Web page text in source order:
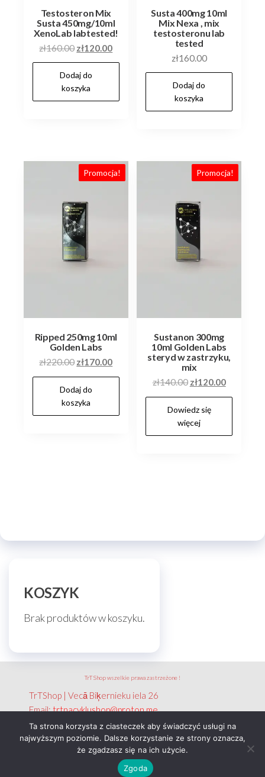
Testosteron Mix
Susta 450mg/10ml
XenoLab labtested!
zł160.00 Pierwotna
cena
wynosiła:
zł160.00.
zł120.00Aktualna
cena
Dodaj do
koszyka
Susta 400mg 10ml
Mix Nexa , mix
testosteronu lab
tested
zł160.00
Dodaj do
koszyka
Promocja!
Ripped 250mg 10ml
Golden Labs
zł220.00 Pierwotna
cena
wynosiła:
zł220.00.
zł170.00Aktualna
cena
Dodaj do
koszyka
Promocja!
Sustanon 300mg
10ml Golden Labs
steryd w zastrzyku,
mix
zł140.00 Pierwotna
cena
wynosiła:
zł140.00.
zł120.00Aktualna
cena
Dowiedz się
więcej
KOSZYK
Brak produktów w koszyku.
TrT Shop wszelkie prawa zastrzeżone !
TrTShop | Vecā Biķernieku iela 26
Email:trtnacyklushop@proton.me
NIP: 351 788 2656
Motyw:EnvoThemes
Ta strona korzysta z ciasteczek aby świadczyć usługi na
najwyższym poziomie. Dalsze korzystanie ze strony oznacza,
że zgadzasz się na ich użycie.
Zgoda